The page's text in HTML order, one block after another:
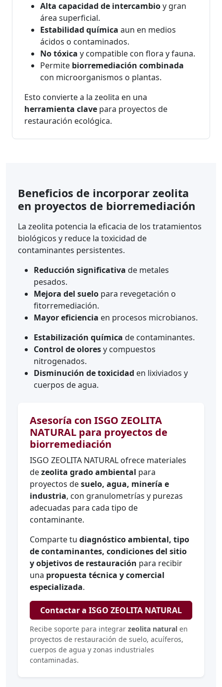
Alta capacidad de intercambioy gran
área superficial.
Estabilidad química aun en medios
ácidos o contaminados.
No tóxica y compatible con flora y fauna.
Permite biorremediación combinada
con microorganismos o plantas.
Esto convierte a la zeolita en una
herramienta clave para proyectos de
restauración ecológica.
Beneficios de incorporar zeolita
en proyectos de biorremediación
La zeolita potencia la eficacia de los tratamientos
biológicos y reduce la toxicidad de
contaminantes persistentes.
Reducción significativa de metales
pesados.
Mejora del suelo para revegetación o
fitorremediación.
Mayor eficiencia en procesos microbianos.
Estabilización química de contaminantes.
Control de oloresy compuestos
nitrogenados.
Disminución de toxicidad en lixiviados y
cuerpos de agua.
Asesoría con ISGO ZEOLITA
NATURAL para proyectos de
biorremediación
ISGO ZEOLITA NATURAL ofrece materiales
dezeolita grado ambiental para
proyectos desuelo, agua, minería e
industria, con granulometrías y purezas
adecuadas para cada tipo de
contaminante.
Comparte tu diagnóstico ambiental, tipo
de contaminantes, condiciones del sitio
y objetivos de restauración para recibir
una propuesta técnica y comercial
especializada.
Contactar a ISGO ZEOLITA NATURAL
Recibe soporte para integrar zeolita natural en
proyectos de restauración de suelo, acuíferos,
cuerpos de agua y zonas industriales
contaminadas.